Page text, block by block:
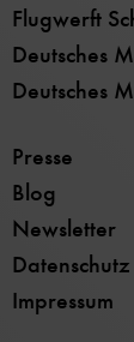
Flugwerft
Deutsches
Deutsches
Presse
Blog
Newsletter
Datenschutz
Impressum